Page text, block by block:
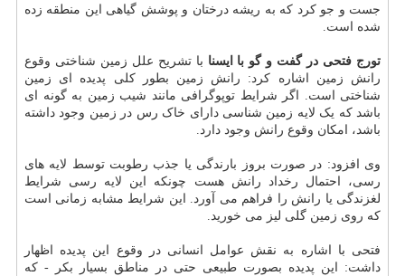
جست و جو کرد که به ریشه درختان و پوشش گیاهی این منطقه زده
شده است.
تورج فتحی در گفت و گو با ایسنا با تشریح علل زمین شناختی وقوع
رانش زمین اشاره کرد: رانش زمین بطور کلی پدیده ای زمین
شناختی است. اگر شرایط توپوگرافی مانند شیب زمین به گونه ای
باشد که یک لایه زمین شناسی دارای خاک رس در زمین وجود داشته
باشد، امکان وقوع رانش وجود دارد.
وی افزود: در صورت بروز بارندگی یا جذب رطوبت توسط لایه های
رسی، احتمال رخداد رانش هست چونکه این لایه رسی شرایط
لغزندگی یا رانش را فراهم می آورد. این شرایط مشابه زمانی است
که روی زمین گلی لیز می خورید.
فتحی با اشاره به نقش عوامل انسانی در وقوع این پدیده اظهار
داشت: این پدیده بصورت طبیعی حتی در مناطق بسیار بکر - که